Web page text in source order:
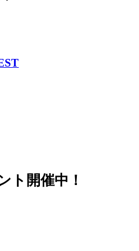
ト開催中！